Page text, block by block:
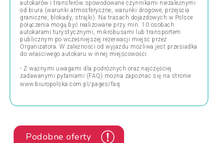
autokarów i transferów spowodowane czynnikami niezależnymi
od biura (warunki atmosferyczne, warunki drogowe, przejścia
graniczne, blokady, strajki). Na trasach dojazdowych w Polsce
połączenia mogą być realizowane przy min. 10 osobach
autokarami turystycznymi, mikrobusami lub transportem
publicznym po wcześniejszej rezerwacji miejsc przez
Organizatora. W zależności od wyjazdu możliwa jest przesiadka
do właściwego autokaru w innej miejscowości.
- Z ważnymi uwagami dla podróżnych oraz najczęściej
zadawanymi pytaniami (FAQ) można zapoznać się na stronie
www.biuropolska.com.pl/pages/faq
Podobne oferty